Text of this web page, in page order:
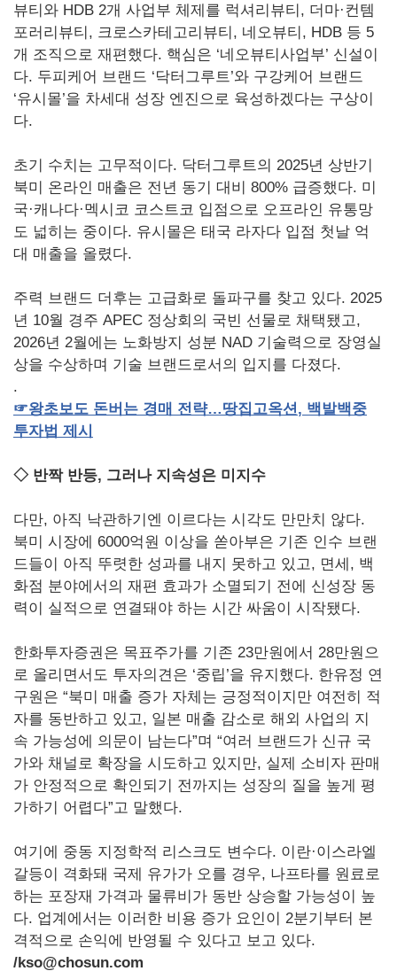
뷰티와 HDB 2개 사업부 체제를 럭셔리뷰티, 더마·컨템
포러리뷰티, 크로스카테고리뷰티, 네오뷰티, HDB 등 5
개 조직으로 재편했다. 핵심은 ‘네오뷰티사업부’ 신설이
다. 두피케어 브랜드 ‘닥터그루트’와 구강케어 브랜드
‘유시몰’을 차세대 성장 엔진으로 육성하겠다는 구상이
다.
초기 수치는 고무적이다. 닥터그루트의 2025년 상반기
북미 온라인 매출은 전년 동기 대비 800% 급증했다. 미
국·캐나다·멕시코 코스트코 입점으로 오프라인 유통망
도 넓히는 중이다. 유시몰은 태국 라자다 입점 첫날 억
대 매출을 올렸다.
주력 브랜드 더후는 고급화로 돌파구를 찾고 있다. 2025
년 10월 경주 APEC 정상회의 국빈 선물로 채택됐고,
2026년 2월에는 노화방지 성분 NAD 기술력으로 장영실
상을 수상하며 기술 브랜드로서의 입지를 다졌다.
.
☞왕초보도 돈버는 경매 전략…땅집고옥션 , 백발백중
투자법 제시
◇ 반짝 반등, 그러나 지속성은 미지수
다만, 아직 낙관하기엔 이르다는 시각도 만만치 않다.
북미 시장에 6000억원 이상을 쏟아부은 기존 인수 브랜
드들이 아직 뚜렷한 성과를 내지 못하고 있고, 면세, 백
화점 분야에서의 재편 효과가 소멸되기 전에 신성장 동
력이 실적으로 연결돼야 하는 시간 싸움이 시작됐다.
한화투자증권은 목표주가를 기존 23만원에서 28만원으
로 올리면서도 투자의견은 ‘중립’을 유지했다. 한유정 연
구원은 “북미 매출 증가 자체는 긍정적이지만 여전히 적
자를 동반하고 있고, 일본 매출 감소로 해외 사업의 지
속 가능성에 의문이 남는다”며 “여러 브랜드가 신규 국
가와 채널로 확장을 시도하고 있지만, 실제 소비자 판매
가 안정적으로 확인되기 전까지는 성장의 질을 높게 평
가하기 어렵다”고 말했다.
여기에 중동 지정학적 리스크도 변수다. 이란·이스라엘
갈등이 격화돼 국제 유가가 오를 경우, 나프타를 원료로
하는 포장재 가격과 물류비가 동반 상승할 가능성이 높
다. 업계에서는 이러한 비용 증가 요인이 2분기부터 본
격적으로 손익에 반영될 수 있다고 보고 있다.
/kso@chosun.com